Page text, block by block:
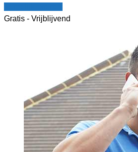
Gratis - Vrijblijvend